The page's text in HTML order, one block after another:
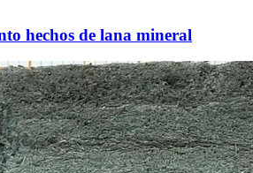
hechos de lana mineral